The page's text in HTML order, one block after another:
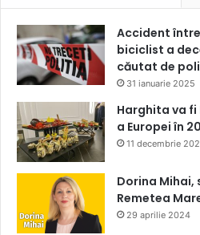
Accident
biciclist a
căutat de
31 ianuarie 2025
Harghita va
a Europei în
11 decembrie
Dorina Mihai,
Remetea
29 aprilie 2024